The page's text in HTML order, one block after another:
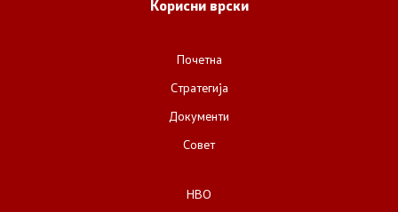
Корисни врски
Почетна
Стратегија
Документи
Совет
НВО